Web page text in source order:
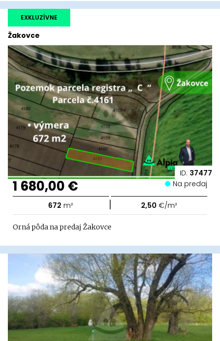
ID: 37477
Žakovce
EXKLUZÍVNE
1 680,00 € Na predaj
672 m² | 2,50 €/m²
Orná pôda na predaj Žakovce